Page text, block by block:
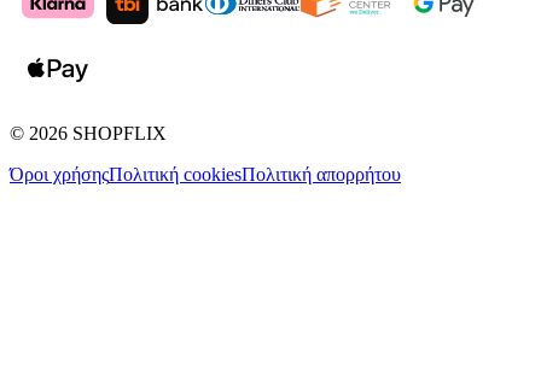
© 2026 SHOPFLIX
Όροι χρήσηςΠολιτική cookiesΠολιτική απορρήτου